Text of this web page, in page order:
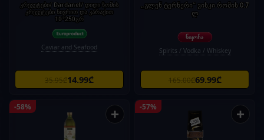
კრევეტები/ Dardanel/ დიდი ზომის
კრევეტები ნივრით და კარაქით
10*250გრ
Caviar and Seafood
35.95₾14.99₾
„გლენ ტერნერი“ ვისკი რომის 0.7
ლ
Spirits / Vodka / Whiskey
165.00₾69.99₾
-58% + -57% +